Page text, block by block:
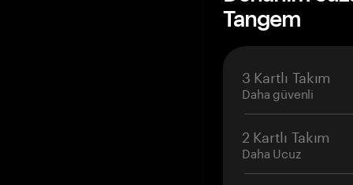
Tangem
3 Kartlı Takım
Daha güvenli
2 Kartlı Takım
Daha Ucuz